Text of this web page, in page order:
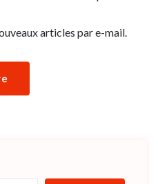
articles par e-mail.